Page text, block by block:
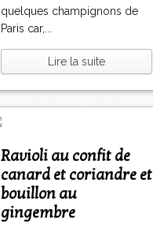
quelques champignons de
Paris car,...
Lire la suite
Ravioli au confit de
canard et coriandre et
bouillon au
gingembre